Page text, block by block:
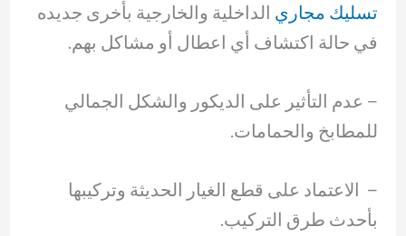
تسليك مجاري الداخلية والخارجية بأخرى جديده
في حالة اكتشاف أي اعطال أو مشاكل بهم.
– ‏عدم التأثير على الديكور والشكل الجمالي
للمطابخ والحمامات.
– ‏ الاعتماد على قطع الغيار الحديثة وتركيبها
بأحدث طرق التركيب.